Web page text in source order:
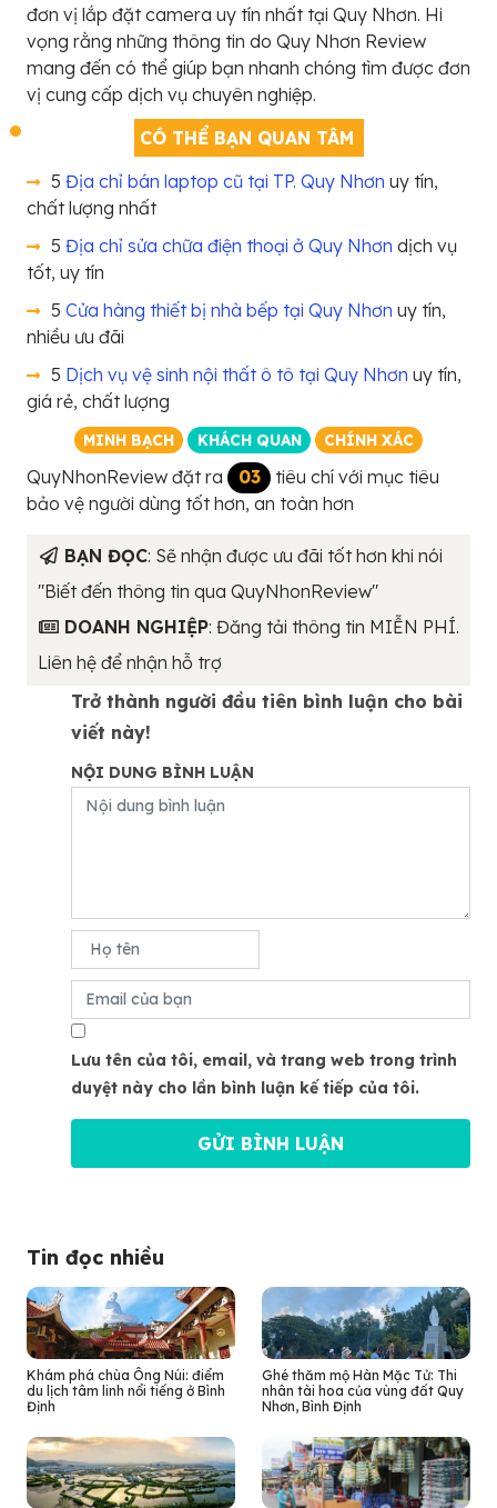
đơn vị lắp đặt camera uy tín nhất tại Quy Nhơn. Hi
vọng rằng những thông tin do Quy Nhơn Review
mang đến có thể giúp bạn nhanh chóng tìm được đơn
vị cung cấp dịch vụ chuyên nghiệp.
CÓ THỂ BẠN QUAN TÂM
5 Địa chỉ bán laptop cũ tại TP. Quy Nhơn uy tín,
chất lượng nhất
5 Địa chỉ sửa chữa điện thoại ở Quy Nhơn dịch vụ
tốt, uy tín
5 Cửa hàng thiết bị nhà bếp tại Quy Nhơn uy tín,
nhiều ưu đãi
5 Dịch vụ vệ sinh nội thất ô tô tại Quy Nhơn uy tín,
giá rẻ, chất lượng
MINH BẠCH KHÁCH QUAN CHÍNH XÁC
QuyNhonReview đặt ra 03
tiêu chí với mục tiêu
bảo vệ người dùng tốt hơn, an toàn hơn
BẠN ĐỌC: Sẽ nhận được ưu đãi tốt hơn khi nói
"Biết đến thông tin qua QuyNhonReview"
DOANH NGHIỆP: Đăng tải thông tin MIỄN PHÍ.
Liên hệ để nhận hỗ trợ
Trở thành người đầu tiên bình luận cho bài
viết này!
NỘI DUNG BÌNH LUẬN
Lưu tên của tôi, email, và trang web trong trình
duyệt này cho lần bình luận kế tiếp của tôi.
Tin đọc nhiều
Khám phá chùa Ông Núi: điểm
du lịch tâm linh nổi tiếng ở Bình
Định
Ghé thăm mộ Hàn Mặc Tử: Thi
nhân tài hoa của vùng đất Quy
Nhơn, Bình Định